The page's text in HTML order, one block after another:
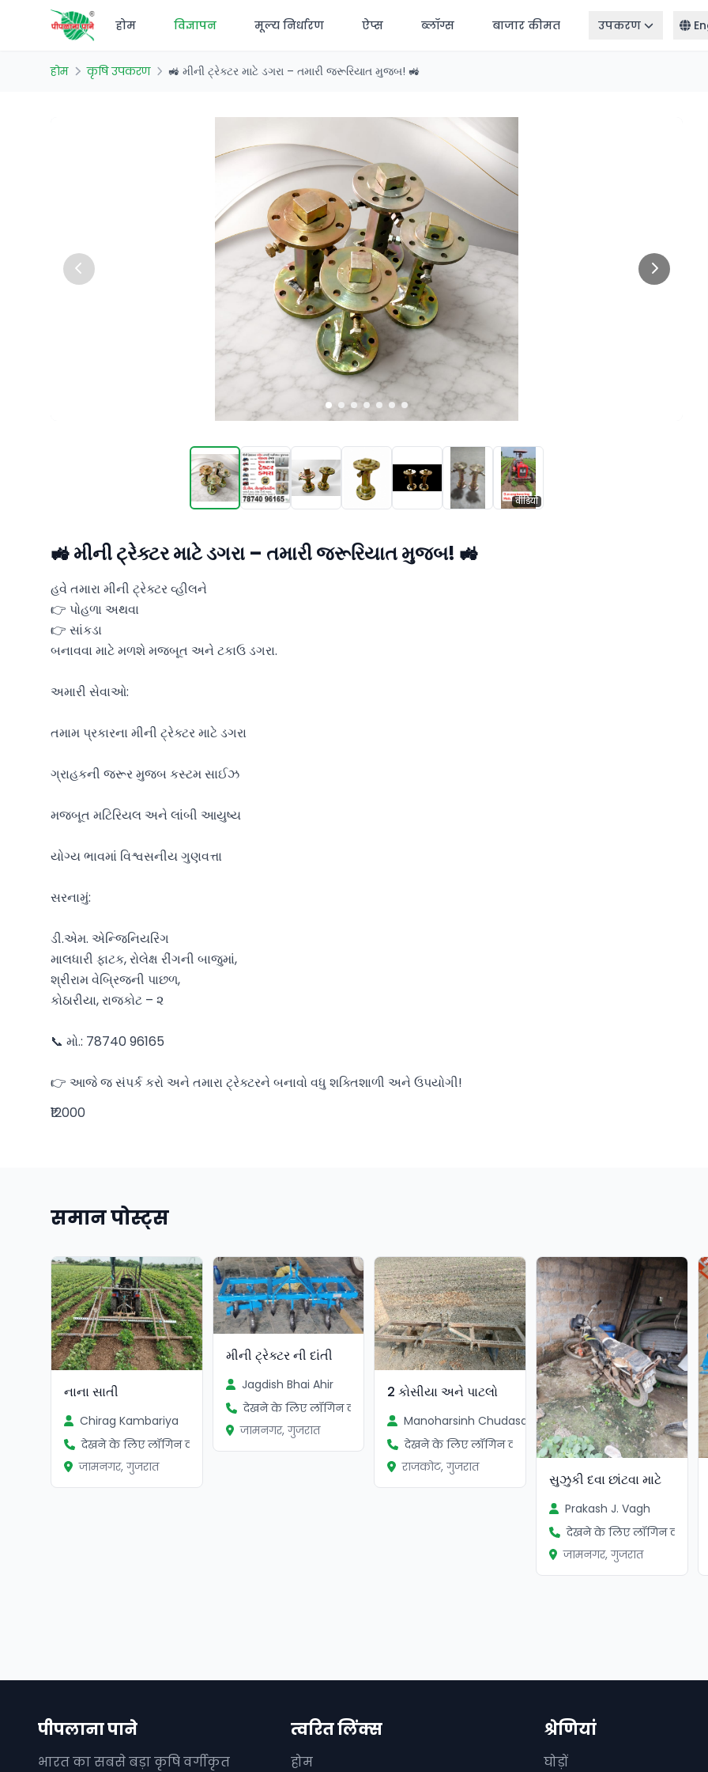
होम विज्ञापन मूल्य निर्धारण ऐप्स ब्लॉग्स बाजार कीमत उपकरण
होम कृषि उपकरण 🚜 મીની ટ્રેક્ટર માટે ડગરા – તમારી જરૂરિયાત મુજબ! 🚜
वीडियो
🚜 મીની ટ્રેક્ટર માટે ડગરા – તમારી જરૂરિયાત મુજબ! 🚜
હવે તમારા મીની ટ્રેક્ટર વ્હીલને
👉 પોહળા અથવા
👉 સાંકડા
બનાવવા માટે મળશે મજબૂત અને ટકાઉ ડગરા.
અમારી સેવાઓ:
તમામ પ્રકારના મીની ટ્રેક્ટર માટે ડગરા
ગ્રાહકની જરૂર મુજબ કસ્ટમ સાઈઝ
મજબૂત મટિરિયલ અને લાંબી આયુષ્ય
યોગ્ય ભાવમાં વિશ્વસનીય ગુણવત્તા
સરનામું:
ડી.એમ. એન્જિનિયરિંગ
માલધારી ફાટક, રોલેક્ષ રીંગની બાજુમાં,
શ્રીરામ વેબ્રિજની પાછળ,
કોઠારીયા, રાજકોટ – ૨
📞 મો.: 78740 96165
👉 આજે જ સંપર્ક કરો અને તમારા ટ્રેક્ટરને બનાવો વધુ શક્તિશાળી અને ઉપયોગી!
₹12000
समान पोस्ट्स
નાના સાતી
Chirag Kambariya
देखने के लिए लॉगिन करें
जामनगर, गुजरात
મીની ટ્રેક્ટર ની દાંતી
Jagdish Bhai Ahir
देखने के लिए लॉगिन करें
जामनगर, गुजरात
2 કોસીયા અને પાટલો
देखने के लिए लॉगिन करें
राजकोट, गुजरात
સુઝુકી દવા છાંટવા માટે
Prakash J. Vagh
देखने के लिए लॉगिन करें
जामनगर, गुजरात
पीपलाना पाने
भारत का सबसे बड़ा कृषि वर्गीकृत
त्वरित लिंक्स
होम
श्रेणियां
घोड़ों